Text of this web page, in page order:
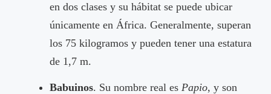
en dos clases y su hábitat se puede ubicar
únicamente en África. Generalmente, superan
los 75 kilogramos y pueden tener una estatura
de 1,7 m.
Babuinos. Su nombre real es Papio, y son